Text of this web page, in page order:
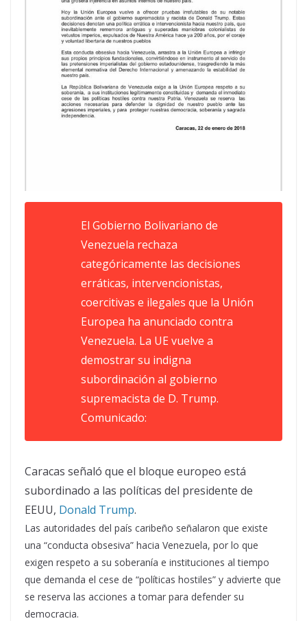
El Gobierno Bolivariano de
Venezuela rechaza
categóricamente las decisiones
erráticas, intervencionistas,
coercitivas e ilegales que la Unión
Europea ha anunciado contra
Venezuela. La UE vuelve a
demostrar su indigna
subordinación al gobierno
supremacista de D. Trump.
Comunicado:
Caracas señaló que el bloque europeo está
subordinado a las políticas del presidente de
EEUU, Donald Trump.
Las autoridades del país caribeño señalaron que existe
una “conducta obsesiva” hacia Venezuela, por lo que
exigen respeto a su soberanía e instituciones al tiempo
que demanda el cese de “políticas hostiles” y advierte que
se reserva las acciones a tomar para defender su
democracia.